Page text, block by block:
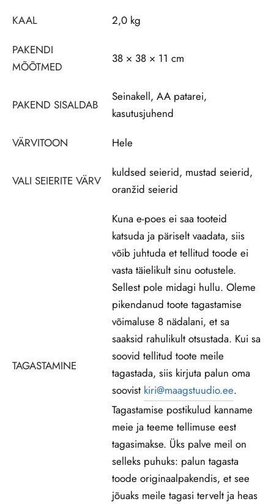
KAAL
2,0 kg
PAKENDI
MÕÕTMED
38 × 38 × 11 cm
PAKEND SISALDAB
Seinakell, AA patarei,
kasutusjuhend
VÄRVITOON
Hele
VALI SEIERITE VÄRV
kuldsed seierid, mustad seierid,
oranžid seierid
TAGASTAMINE
Kuna e-poes ei saa tooteid
katsuda ja päriselt vaadata, siis
võib juhtuda et tellitud toode ei
vasta täielikult sinu ootustele.
Sellest pole midagi hullu. Oleme
pikendanud toote tagastamise
võimaluse 8 nädalani, et sa
saaksid rahulikult otsustada. Kui sa
soovid tellitud toote meile
tagastada, siis kirjuta palun oma
soovist kiri@maagstuudio.ee.
Tagastamise postikulud kanname
meie ja teeme tellimuse eest
tagasimakse. Üks palve meil on
selleks puhuks: palun tagasta
toode originaalpakendis, et see
jõuaks meile tagasi tervelt ja heas